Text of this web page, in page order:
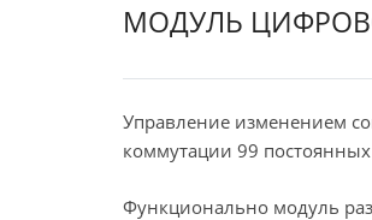
МОДУЛЬ
Управление изменением
коммутации 99
Функционально модуль